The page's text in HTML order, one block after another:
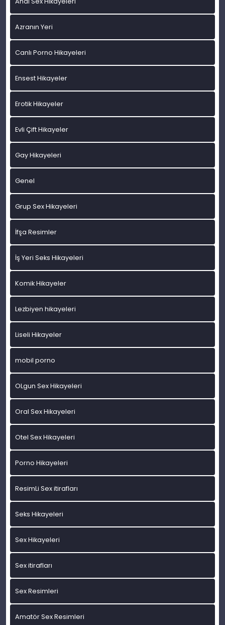
Azranın Yeri
Canlı Porno Hikayeleri
Ensest Hikayeler
Erotik Hikayeler
Evli Çift Hikayeler
Gay Hikayeleri
Genel
Grup Sex Hikayeleri
İfşa Resimler
İş Yeri Seks Hikayeleri
Komik Hikayeler
Lezbiyen hikayeleri
Liseli Hikayeler
mobil porno
OLgun Sex Hikayeleri
Oral Sex Hikayeleri
Otel Sex Hikayeleri
Porno Hikayeleri
ResimLi Sex itirafları
Seks Hikayeleri
Sex Hikayeleri
Sex itirafları
Sex Resimleri
Amatör Sex Resimleri